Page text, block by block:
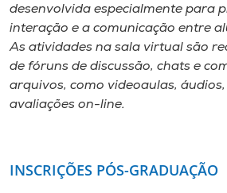
desenvolvida especialmente para
interação e a comunicação entre
As atividades na sala virtual são
de fóruns de discussão, chats e
arquivos, como videoaulas,
avaliações on-line.
INSCRIÇÕES PÓS-GRADUAÇÃO